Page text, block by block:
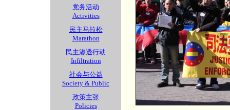
党务活动
Activities
民主马拉松
Marathon
民主渗透行动
Infiltration
社会与公益
Society & Public
政策主张
Policies